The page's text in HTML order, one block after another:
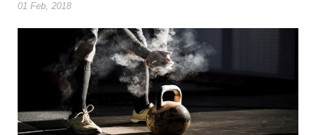
01 Feb, 2018